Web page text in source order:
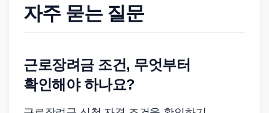
자주 묻는 질문
근로장려금 조건, 무엇부터
확인해야 하나요?